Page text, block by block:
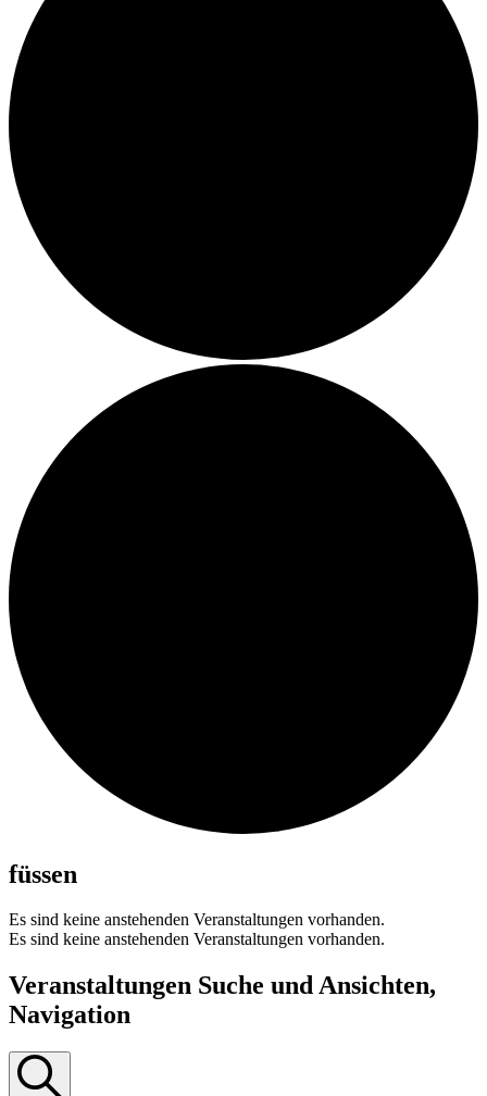
füssen
Es sind keine anstehenden Veranstaltungen vorhanden.
Es sind keine anstehenden Veranstaltungen vorhanden.
Veranstaltungen Suche und Ansichten,
Navigation